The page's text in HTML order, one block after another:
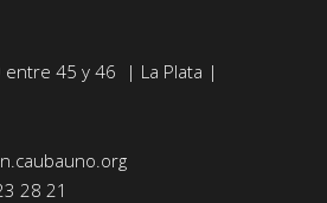
entre 45 y 46 | La Plata |
28 21